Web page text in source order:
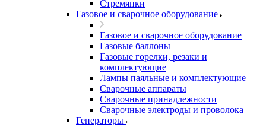
Стремянки
Газовое и сварочное оборудование
Газовое и сварочное оборудование
Газовые баллоны
Газовые горелки, резаки и
комплектующие
Лампы паяльные и комплектующие
Сварочные аппараты
Сварочные принадлежности
Сварочные электроды и проволока
Генераторы